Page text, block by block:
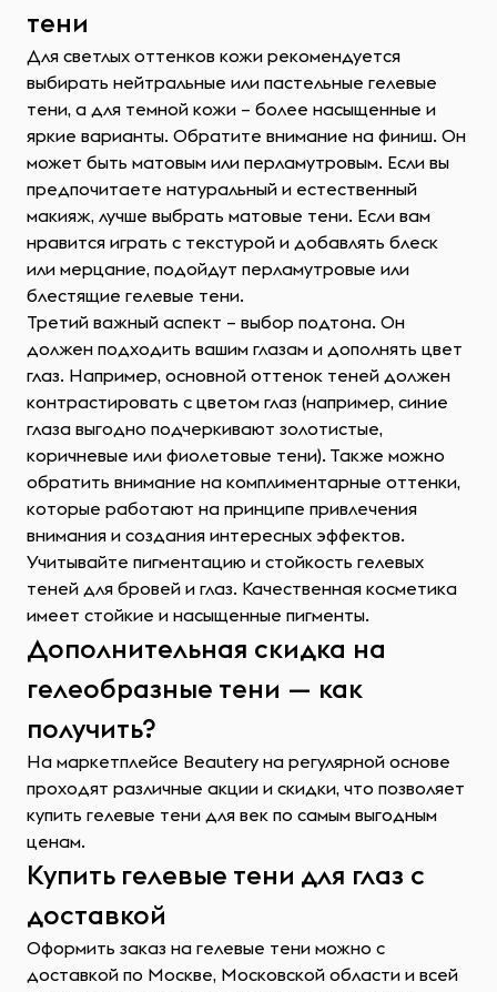
тени
Для светлых оттенков кожи рекомендуется
выбирать нейтральные или пастельные гелевые
тени, а для темной кожи – более насыщенные и
яркие варианты. Обратите внимание на финиш. Он
может быть матовым или перламутровым. Если вы
предпочитаете натуральный и естественный
макияж, лучше выбрать матовые тени. Если вам
нравится играть с текстурой и добавлять блеск
или мерцание, подойдут перламутровые или
блестящие гелевые тени.
Третий важный аспект – выбор подтона. Он
должен подходить вашим глазам и дополнять цвет
глаз. Например, основной оттенок теней должен
контрастировать с цветом глаз (например, синие
глаза выгодно подчеркивают золотистые,
коричневые или фиолетовые тени). Также можно
обратить внимание на комплиментарные оттенки,
которые работают на принципе привлечения
внимания и создания интересных эффектов.
Учитывайте пигментацию и стойкость гелевых
теней для бровей и глаз. Качественная косметика
имеет стойкие и насыщенные пигменты.
Дополнительная скидка на
гелеобразные тени — как
получить?
На маркетплейсе Beautery на регулярной основе
проходят различные акции и скидки, что позволяет
купить гелевые тени для век по самым выгодным
ценам.
Купить гелевые тени для глаз с
доставкой
Оформить заказ на гелевые тени можно с
доставкой по Москве, Московской области и всей